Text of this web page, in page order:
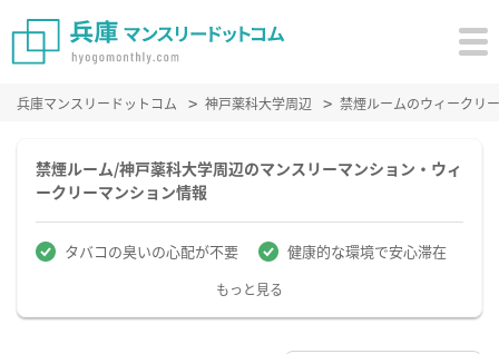
兵庫マンスリードットコム 神戸薬科大学周辺 禁煙ルームのウィークリ
禁煙ルーム/神戸薬科大学周辺のマンスリーマンション・ウィ
ークリーマンション情報
タバコの臭いの心配が不要 健康的な環境で安心滞在
もっと見る